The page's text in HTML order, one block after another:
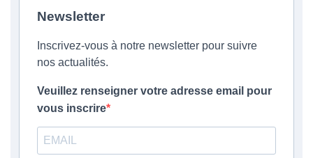
Newsletter
Inscrivez-vous à notre newsletter pour suivre
nos actualités.
Veuillez renseigner votre adresse email pour
vous inscrire